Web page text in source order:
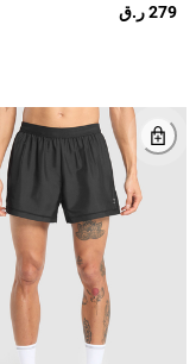
279 ر.ق